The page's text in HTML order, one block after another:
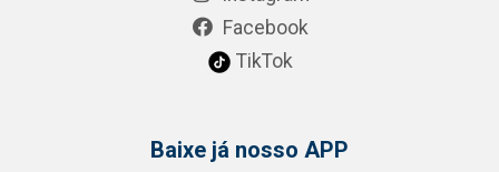
Facebook
TikTok
Baixe já nosso APP